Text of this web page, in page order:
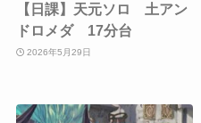
【日課】天元ソロ 土アン
ドロメダ 17分台
2026年5月29日